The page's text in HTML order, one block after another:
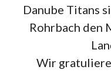
Danube Titans
Rohrbach
Wir